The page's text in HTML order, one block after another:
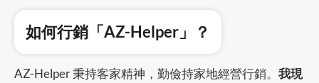
如何行銷「AZ-Helper」？
AZ-Helper 秉持客家精神，勤儉持家地經營行銷。 我現